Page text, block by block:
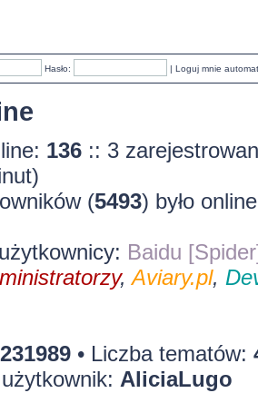
Hasło: | Loguj mnie
136 :: 3
(5493) było
Baidu
,Aviary.pl,
231989 • Liczba tematów:
AliciaLugo